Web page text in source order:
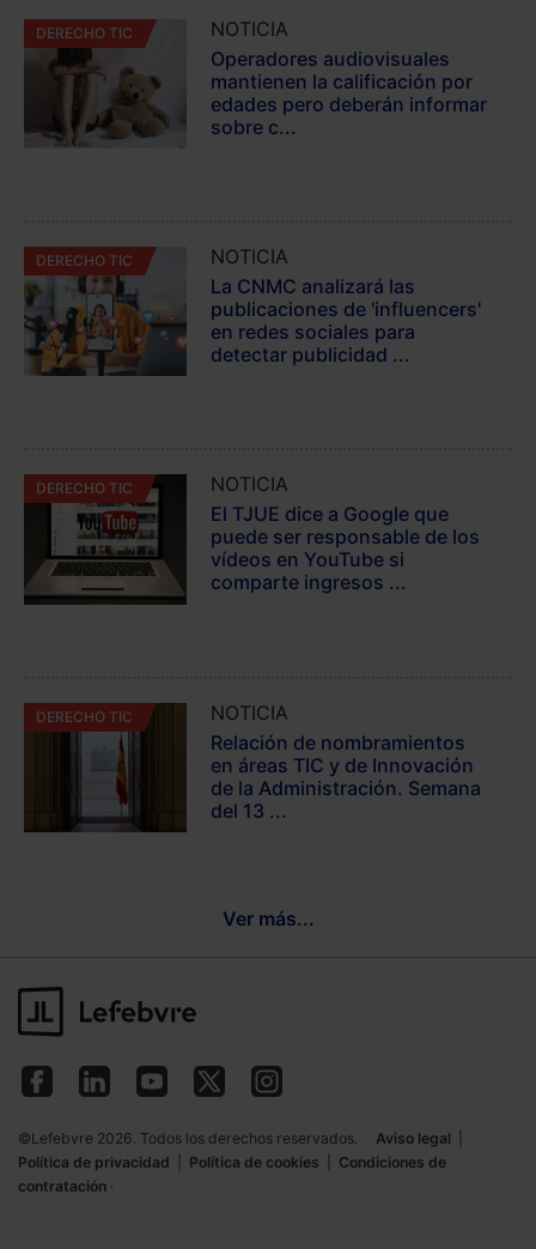
DERECHO TIC
NOTICIA
Operadores audiovisuales
mantienen la calificación por
edades pero deberán informar
sobre c...
DERECHO TIC
NOTICIA
La CNMC analizará las
publicaciones de 'influencers'
en redes sociales para
detectar publicidad ...
DERECHO TIC
NOTICIA
El TJUE dice a Google que
puede ser responsable de los
vídeos en YouTube si
comparte ingresos ...
DERECHO TIC
NOTICIA
Relación de nombramientos
en áreas TIC y de Innovación
de la Administración. Semana
del 13 ...
Ver más...
©Lefebvre 2026. Todos los derechos reservados. Aviso legal
Política de privacidad
Política de cookies
Condiciones de
contratación ·